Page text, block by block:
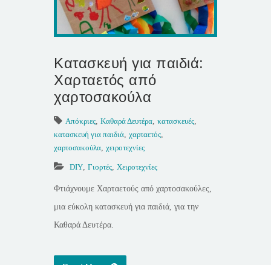
Κατασκευή για παιδιά:
Χαρταετός από
χαρτοσακούλα
Απόκριες, Καθαρά Δευτέρα, κατασκευές,
κατασκευή για παιδιά, χαρταετός,
χαρτοσακούλα, χειροτεχνίες
DIY, Γιορτές, Χειροτεχνίες
Φτιάχνουμε Χαρταετούς από χαρτοσακούλες,
μια εύκολη κατασκευή για παιδιά, για την
Καθαρά Δευτέρα.